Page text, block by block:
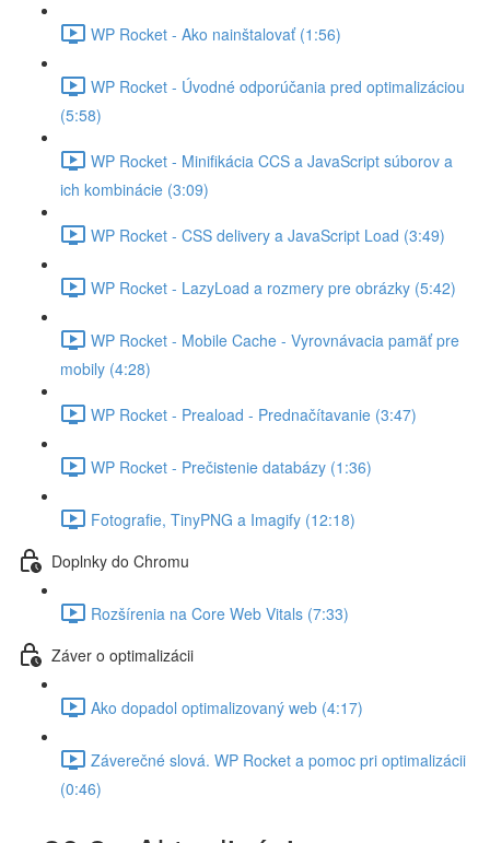
WP Rocket - Ako nainštalovať (1:56)
WP Rocket - Úvodné odporúčania pred optimalizáciou
(5:58)
WP Rocket - Minifikácia CCS a JavaScript súborov a
ich kombinácie (3:09)
WP Rocket - CSS delivery a JavaScript Load (3:49)
WP Rocket - LazyLoad a rozmery pre obrázky (5:42)
WP Rocket - Mobile Cache - Vyrovnávacia pamäť pre
mobily (4:28)
WP Rocket - Preaload - Prednačítavanie (3:47)
WP Rocket - Prečistenie databázy (1:36)
Fotografie, TinyPNG a Imagify (12:18)
Doplnky do Chromu
Rozšírenia na Core Web Vitals (7:33)
Záver o optimalizácii
Ako dopadol optimalizovaný web (4:17)
Záverečné slová. WP Rocket a pomoc pri optimalizácii
(0:46)